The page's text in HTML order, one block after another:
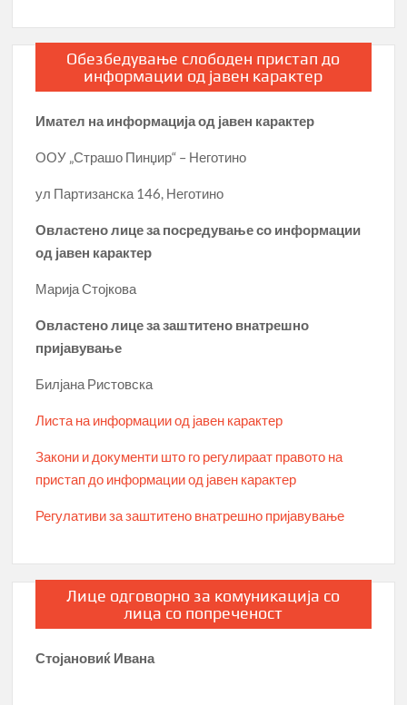
Обезбедување слободен пристап до
информации од јавен карактер
Имател на информација од јавен карактер
ООУ „Страшо Пинџир“ – Неготино
ул Партизанска 146, Неготино
Овластено лице за посредување со информации
од јавен карактер
Марија Стојкова
Овластено лице за заштитено внатрешно
пријавување
Билјана Ристовска
Листа на информации од јавен карактер
Закони и документи што го регулираат правото на
пристап до информации од јавен карактер
Регулативи за заштитено внатрешно пријавување
Лице одговорно за комуникација со
лица со попреченост
Стојановиќ Ивана